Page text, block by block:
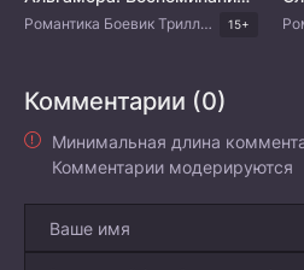
Романтика Боевик Триллер Корейские дорамы 15+
Комментарии (0)
Минимальная длина
Комментарии модерируются